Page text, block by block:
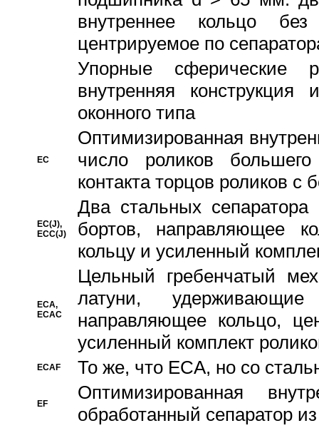
внутреннее кольцо
центрируемое по
Упорные сферические
внутренняя
оконного типа
EC
Oптимизированная
число роликов
контакта торцов роликов с
EC(J),
ECC(J)
Два стальных сепаратора
бортов, направляющее
кольцу и усиленный
ECA,
ECAC
Цельный гребенчатый
латуни,
направляющее кольцо,
усиленный комплект
ECAF То же, что ECA, но со
EF
Оптимизированная
обработанный сепаратор